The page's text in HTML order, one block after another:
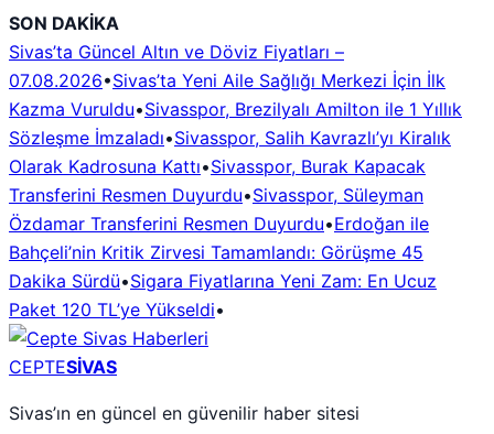
İçeriğe
geç
SON DAKİKA
Sivas’ta Güncel Altın ve Döviz Fiyatları –
07.08.2026•Sivas’ta Yeni Aile Sağlığı Merkezi İçin İlk
Kazma Vuruldu•Sivasspor, Brezilyalı Amilton ile 1 Yıllık
Sözleşme İmzaladı•Sivasspor, Salih Kavrazlı’yı Kiralık
Olarak Kadrosuna Kattı•Sivasspor, Burak Kapacak
Transferini Resmen Duyurdu•Sivasspor, Süleyman
Özdamar Transferini Resmen Duyurdu•Erdoğan ile
Bahçeli’nin Kritik Zirvesi Tamamlandı: Görüşme 45
Dakika Sürdü•Sigara Fiyatlarına Yeni Zam: En Ucuz
Paket 120 TL’ye Yükseldi•
CEPTESİVAS
Sivas’ın en güncel en güvenilir haber sitesi